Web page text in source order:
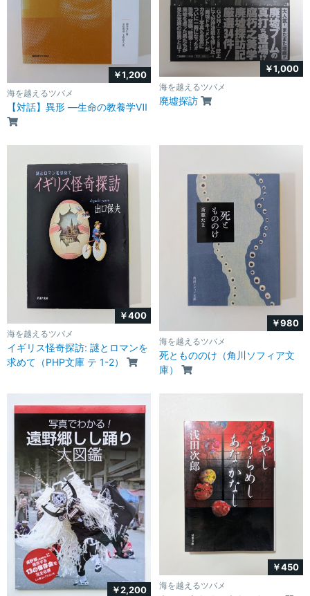
￥1,200
海を越えるツバメ
【対話】異形 ―生命の教養学Ⅶ
￥1,000
海を越えるツバメ
廃墟探訪
￥400
海を越えるツバメ
イギリス怪奇探訪: 謎とロマンを
求めて（PHP文庫 テ 1-2）
￥980
海を越えるツバメ
死ともののけ（角川ソフィア文
庫）
￥2,200
￥450
海を越えるツバメ